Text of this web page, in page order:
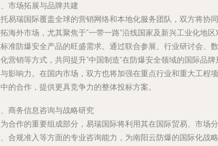
市场拓展与品牌共建
易瑞国际覆盖全球的营销网络和本地化服务团队，双方将协同
海外市场，尤其聚焦于“一带一路”沿线国家及新兴工业化地区
准防爆安全产品的旺盛需求。通过联合参展、行业研讨会、数
营销等方式，共同提升“中国制造”在防爆安全领域的国际品牌
影响力。在国内市场，双方也将加强在重点行业和重大工程项
的合作，提供更具竞争力的整体投标方案。
商务信息咨询与战略研究
合作的重要组成部分，易瑞国际将利用其在国际贸易、市场分
合规准入等方面的专业咨询能力，为南阳云防爆的国际化战略